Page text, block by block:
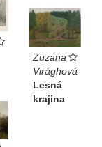
Zuzana
Virághová
Lesná
krajina